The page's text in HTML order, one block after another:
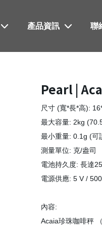
產品資訊 聯
Pearl |
尺寸 (寬*長*高):
最大容量: 2kg
最小重量: 0.1g (可
測量單位: 克/盎司
電池持久度: 長達
電源供應: 5 V /
內容:
Acaia珍珠咖啡秤